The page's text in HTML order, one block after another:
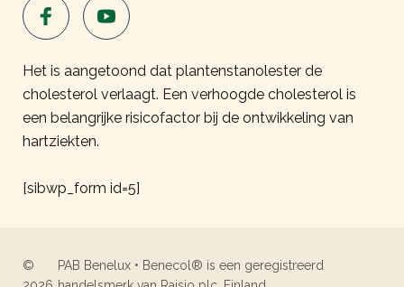
Het is aangetoond dat plantenstanolester de
cholesterol verlaagt. Een verhoogde cholesterol is
een belangrijke risicofactor bij de ontwikkeling van
hartziekten.
[sibwp_form id=5]
©
PAB Benelux • Benecol® is een geregistreerd